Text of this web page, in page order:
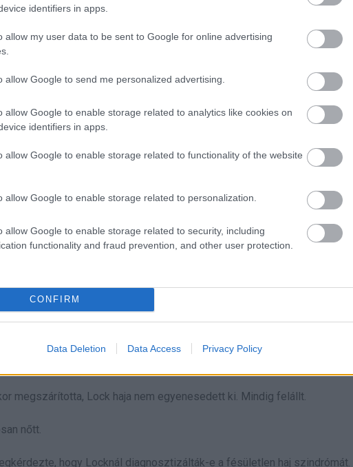
identifiers in apps.
allow my user data to be sent to Google for online advertising
allow Google to send me personalized advertising.
allow Google to enable storage related to analytics like cookies on
identifiers in apps.
allow Google to enable storage related to functionality of the website
allow Google to enable storage related to personalization.
allow Google to enable storage related to security, including
functionality and fraud prevention, and other user protection.
CONFIRM
Data Deletion Data Access Privacy Policy
megszárította, Lock haja nem egyenesedett ki. Mindig felállt.
nőtt.
hogy Locknál diagnosztizálták-e a fésületlen haj szindrómát.